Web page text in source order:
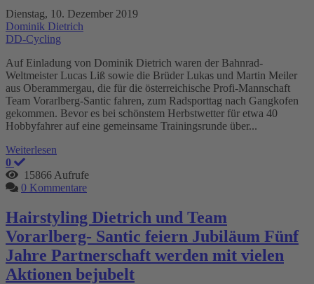
Dienstag, 10. Dezember 2019
Dominik Dietrich
DD-Cycling
Auf Einladung von Dominik Dietrich waren der Bahnrad-
Weltmeister Lucas Liß sowie die Brüder Lukas und Martin Meiler
aus Oberammergau, die für die österreichische Profi-Mannschaft
Team Vorarlberg-Santic fahren, zum Radsporttag nach Gangkofen
gekommen. Bevor es bei schönstem Herbstwetter für etwa 40
Hobbyfahrer auf eine gemeinsame Trainingsrunde über...
Weiterlesen
0
15866 Aufrufe
0 Kommentare
Hairstyling Dietrich und Team
Vorarlberg- Santic feiern Jubiläum Fünf
Jahre Partnerschaft werden mit vielen
Aktionen bejubelt